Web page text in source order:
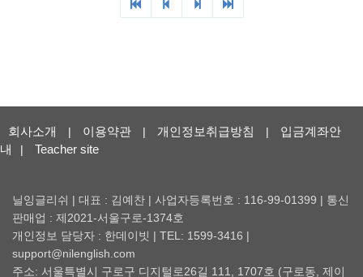
회사소개 | 이용약관 | 개인정보취급방침 |
입금계좌안
내
| Teacher site
닐잉글리쉬 | 대표 : 김예찬 | 사업자등록번호 : 116-99-01399 | 통신
판매업 : 제2021-서울구로-1374호
개인정보 담당자 : 한데이빗 | TEL: 1599-3416 |
support@nilenglish.com
주소: 서울특별시 구로구 디지털로26길 111, 1707호 (구로동, 제이